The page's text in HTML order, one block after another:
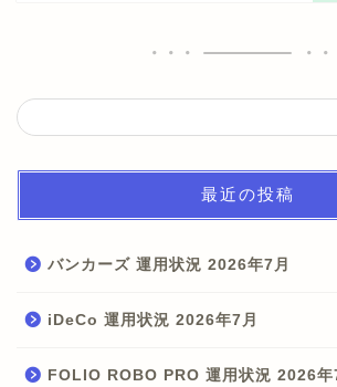
最近の投稿
バンカーズ 運用状況 2026年7月
iDeCo 運用状況 2026年7月
FOLIO ROBO PRO 運用状況 2026年